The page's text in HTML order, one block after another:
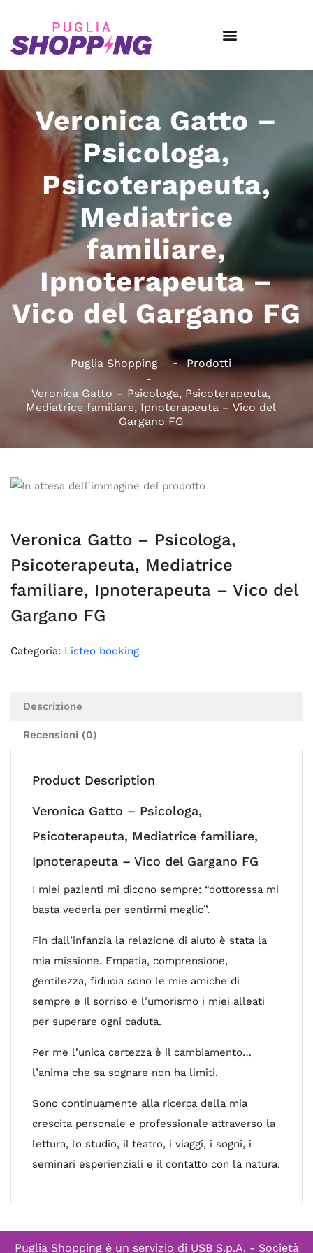
Veronica Gatto –
Psicologa,
Psicoterapeuta,
Mediatrice
familiare,
Ipnoterapeuta –
Vico del Gargano FG
Puglia Shopping Prodotti
Veronica Gatto – Psicologa, Psicoterapeuta,
Mediatrice familiare, Ipnoterapeuta – Vico del
Gargano FG
Veronica Gatto – Psicologa,
Psicoterapeuta, Mediatrice
familiare, Ipnoterapeuta – Vico del
Gargano FG
Categoria: Listeo booking
Descrizione
Recensioni (0)
Product Description
Veronica Gatto – Psicologa,
Psicoterapeuta, Mediatrice familiare,
Ipnoterapeuta – Vico del Gargano FG
I miei pazienti mi dicono sempre: “dottoressa mi
basta vederla per sentirmi meglio”.
Fin dall’infanzia la relazione di aiuto è stata la
mia missione. Empatia, comprensione,
gentilezza, fiducia sono le mie amiche di
sempre e Il sorriso e l’umorismo i miei alleati
per superare ogni caduta.
Per me l’unica certezza è il cambiamento…
l’anima che sa sognare non ha limiti.
Sono continuamente alla ricerca della mia
crescita personale e professionale attraverso la
lettura, lo studio, il teatro, i viaggi, i sogni, i
seminari esperienziali e il contatto con la natura.
Puglia Shopping è un servizio di USB S.p.A. - Società